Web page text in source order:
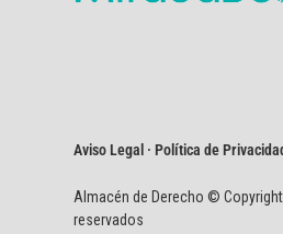
Aviso Legal · Política de
Almacén de Derecho ©
reservados